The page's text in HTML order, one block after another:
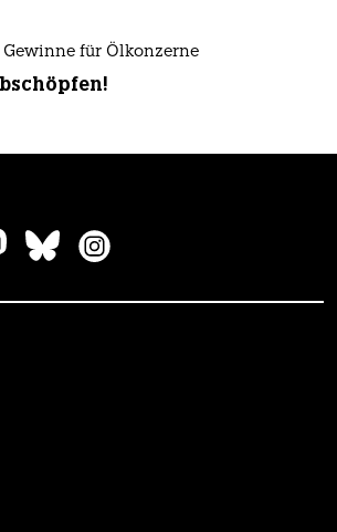
Gewinne für Ölkonzerne